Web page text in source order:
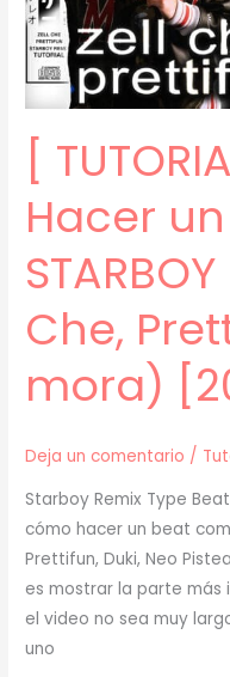
CHE,
PRETTIFUN
[TUTORIAL]
(prod.
mora)
[
Hacer
Che,
mora)
Deja un comentario /
Starboy Remix Type
cómo hacer un beat
Prettifun, Duki, Neo
es mostrar la parte
el video no sea muy
uno